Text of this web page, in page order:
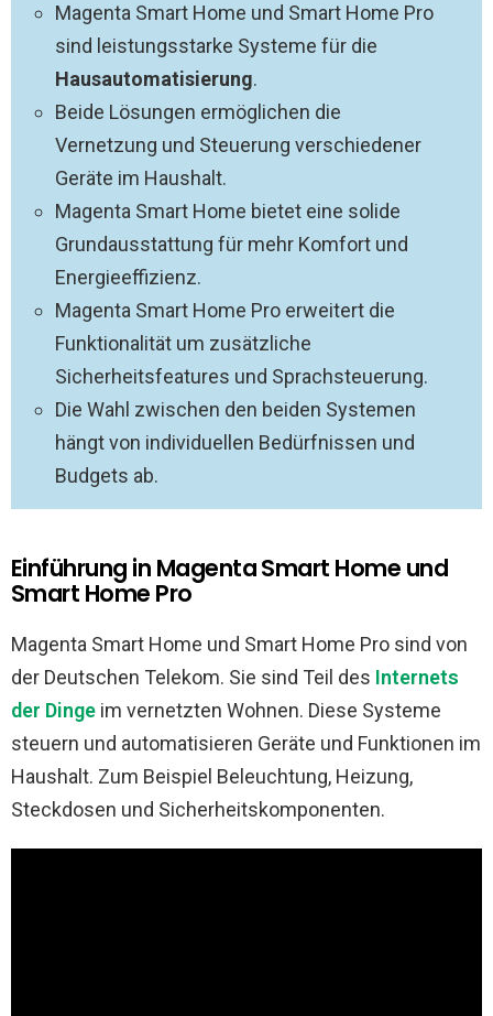
Magenta Smart Home und Smart Home Pro
sind leistungsstarke Systeme für die
Hausautomatisierung.
Beide Lösungen ermöglichen die
Vernetzung und Steuerung verschiedener
Geräte im Haushalt.
Magenta Smart Home bietet eine solide
Grundausstattung für mehr Komfort und
Energieeffizienz.
Magenta Smart Home Pro erweitert die
Funktionalität um zusätzliche
Sicherheitsfeatures und Sprachsteuerung.
Die Wahl zwischen den beiden Systemen
hängt von individuellen Bedürfnissen und
Budgets ab.
Einführung in Magenta Smart Home und
Smart Home Pro
Magenta Smart Home und Smart Home Pro sind von
der Deutschen Telekom. Sie sind Teil des Internets
der Dinge im vernetzten Wohnen. Diese Systeme
steuern und automatisieren Geräte und Funktionen im
Haushalt. Zum Beispiel Beleuchtung, Heizung,
Steckdosen und Sicherheitskomponenten.